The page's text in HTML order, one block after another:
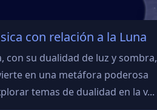
con relación a la Luna
con su dualidad de luz y sombra,
en una metáfora poderosa
temas de dualidad en la v...